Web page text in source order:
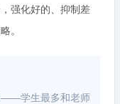
强化好的、抑制差
。
——学生最多和老师